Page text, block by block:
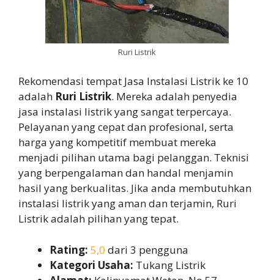
Ruri Listrik
Rekomendasi tempat Jasa Instalasi Listrik ke 10
adalah Ruri Listrik. Mereka adalah penyedia
jasa instalasi listrik yang sangat terpercaya.
Pelayanan yang cepat dan profesional, serta
harga yang kompetitif membuat mereka
menjadi pilihan utama bagi pelanggan. Teknisi
yang berpengalaman dan handal menjamin
hasil yang berkualitas. Jika anda membutuhkan
instalasi listrik yang aman dan terjamin, Ruri
Listrik adalah pilihan yang tepat.
Rating: 5,0 dari 3 pengguna
Kategori Usaha: Tukang Listrik